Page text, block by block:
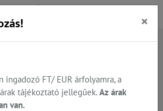
Robot-Coupe
típus választéka
×
FT/ EUR árfolyamra, a
tájékoztató jellegűek. Az árak
van.